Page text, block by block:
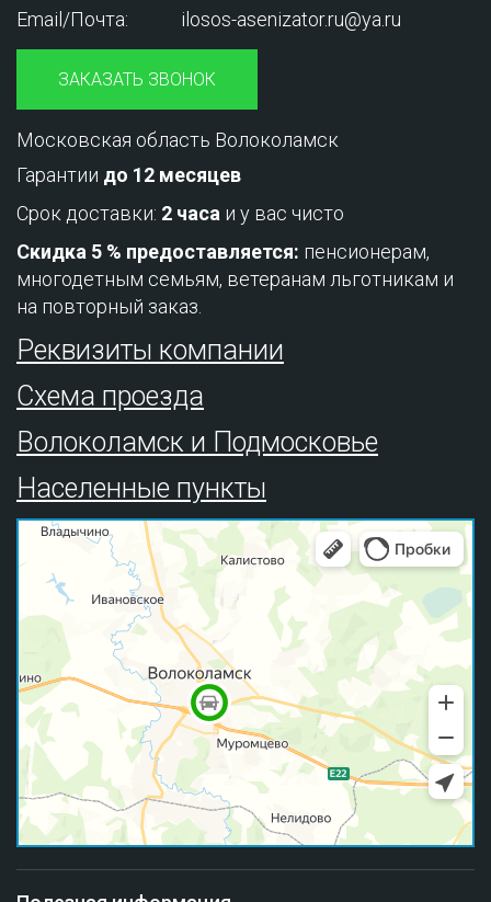
Email/Почта: ilosos-asenizator.ru@ya.ru
ЗАКАЗАТЬ ЗВОНОК
Московская область Волоколамск
Гарантии до 12 месяцев
Срок доставки: 2 часа и у вас чисто
Скидка 5 % предоставляется: пенсионерам,
многодетным семьям, ветеранам льготникам и
на повторный заказ.
Реквизиты компании
Схема проезда
Волоколамск и Подмосковье
Населенные пункты